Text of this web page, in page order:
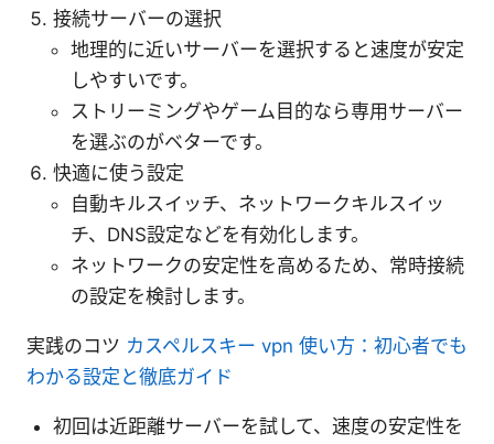
接続サーバーの選択
地理的に近いサーバーを選択すると速度が安定
しやすいです。
ストリーミングやゲーム目的なら専用サーバー
を選ぶのがベターです。
快適に使う設定
自動キルスイッチ、ネットワークキルスイッ
チ、DNS設定などを有効化します。
ネットワークの安定性を高めるため、常時接続
の設定を検討します。
実践のコツ カスペルスキー vpn 使い方：初心者でも
わかる設定と徹底ガイド
初回は近距離サーバーを試して、速度の安定性を